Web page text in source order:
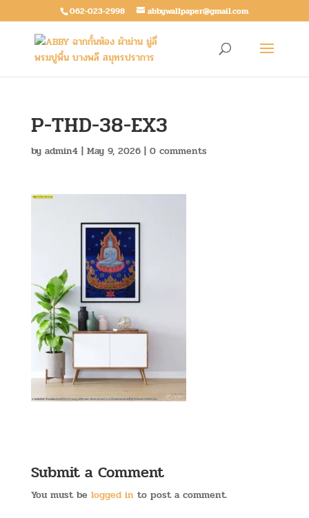
062-023-2998 abbywallpaper@gmail.com
P-THD-38-EX3
by admin4| May 9, 2026| 0 comments
Submit a Comment
You must be logged into post a comment.